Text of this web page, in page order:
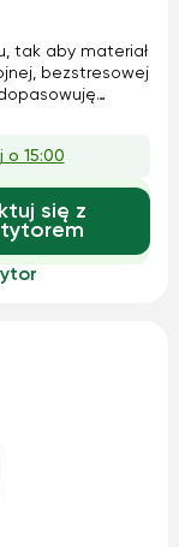
tak aby materiał
zagadnień
o 15:00
się z